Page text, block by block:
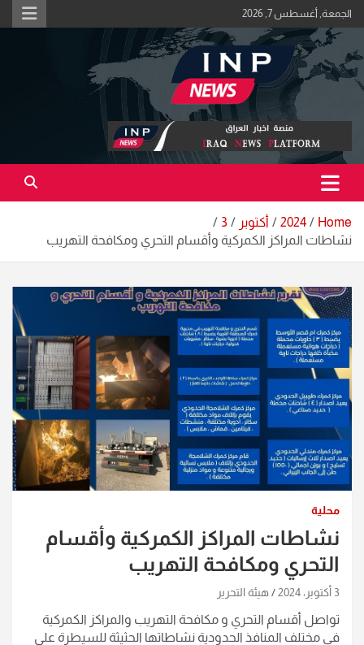
Skip
to
content
الجمعة, أغسطس 7, 2026
منصة اخبار العراق
اكبر منصة خبرية في العراق | #الحقيقة_اولاً
Home
2024 أكتوبر
3
نشاطات المراكز الكمركية وأقسام التحري ومكافحة التهريب
محلية
نشاطات المراكز الكمركية وأقسام
التحري ومكافحة التهريب
3 أكتوبر، 2024 هيئة التحرير
تواصل أقسام التحري و مكافحة التهريب والمراكز الكمركية
في مختلف المنافذ الحدودية نشاطاتها الحثيثة للسيطرة على